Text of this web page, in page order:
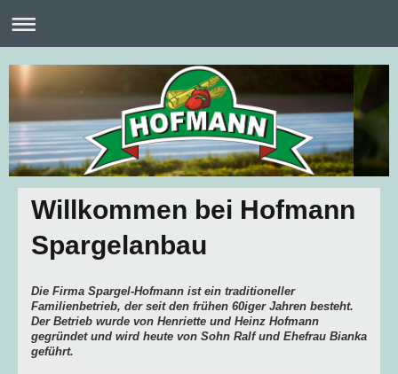
Willkommen bei Hofmann
Spargelanbau
Die Firma Spargel-Hofmann ist ein traditioneller
Familienbetrieb, der seit den frühen 60iger Jahren besteht.
Der Betrieb wurde von Henriette und Heinz Hofmann
gegründet und wird heute von Sohn Ralf und Ehefrau Bianka
geführt.